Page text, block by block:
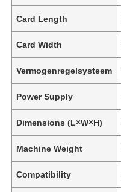
Card Length
Card Width
Vermogenregelsysteem
Power Supply
Dimensions (L×W×H)
Machine Weight
Compatibility